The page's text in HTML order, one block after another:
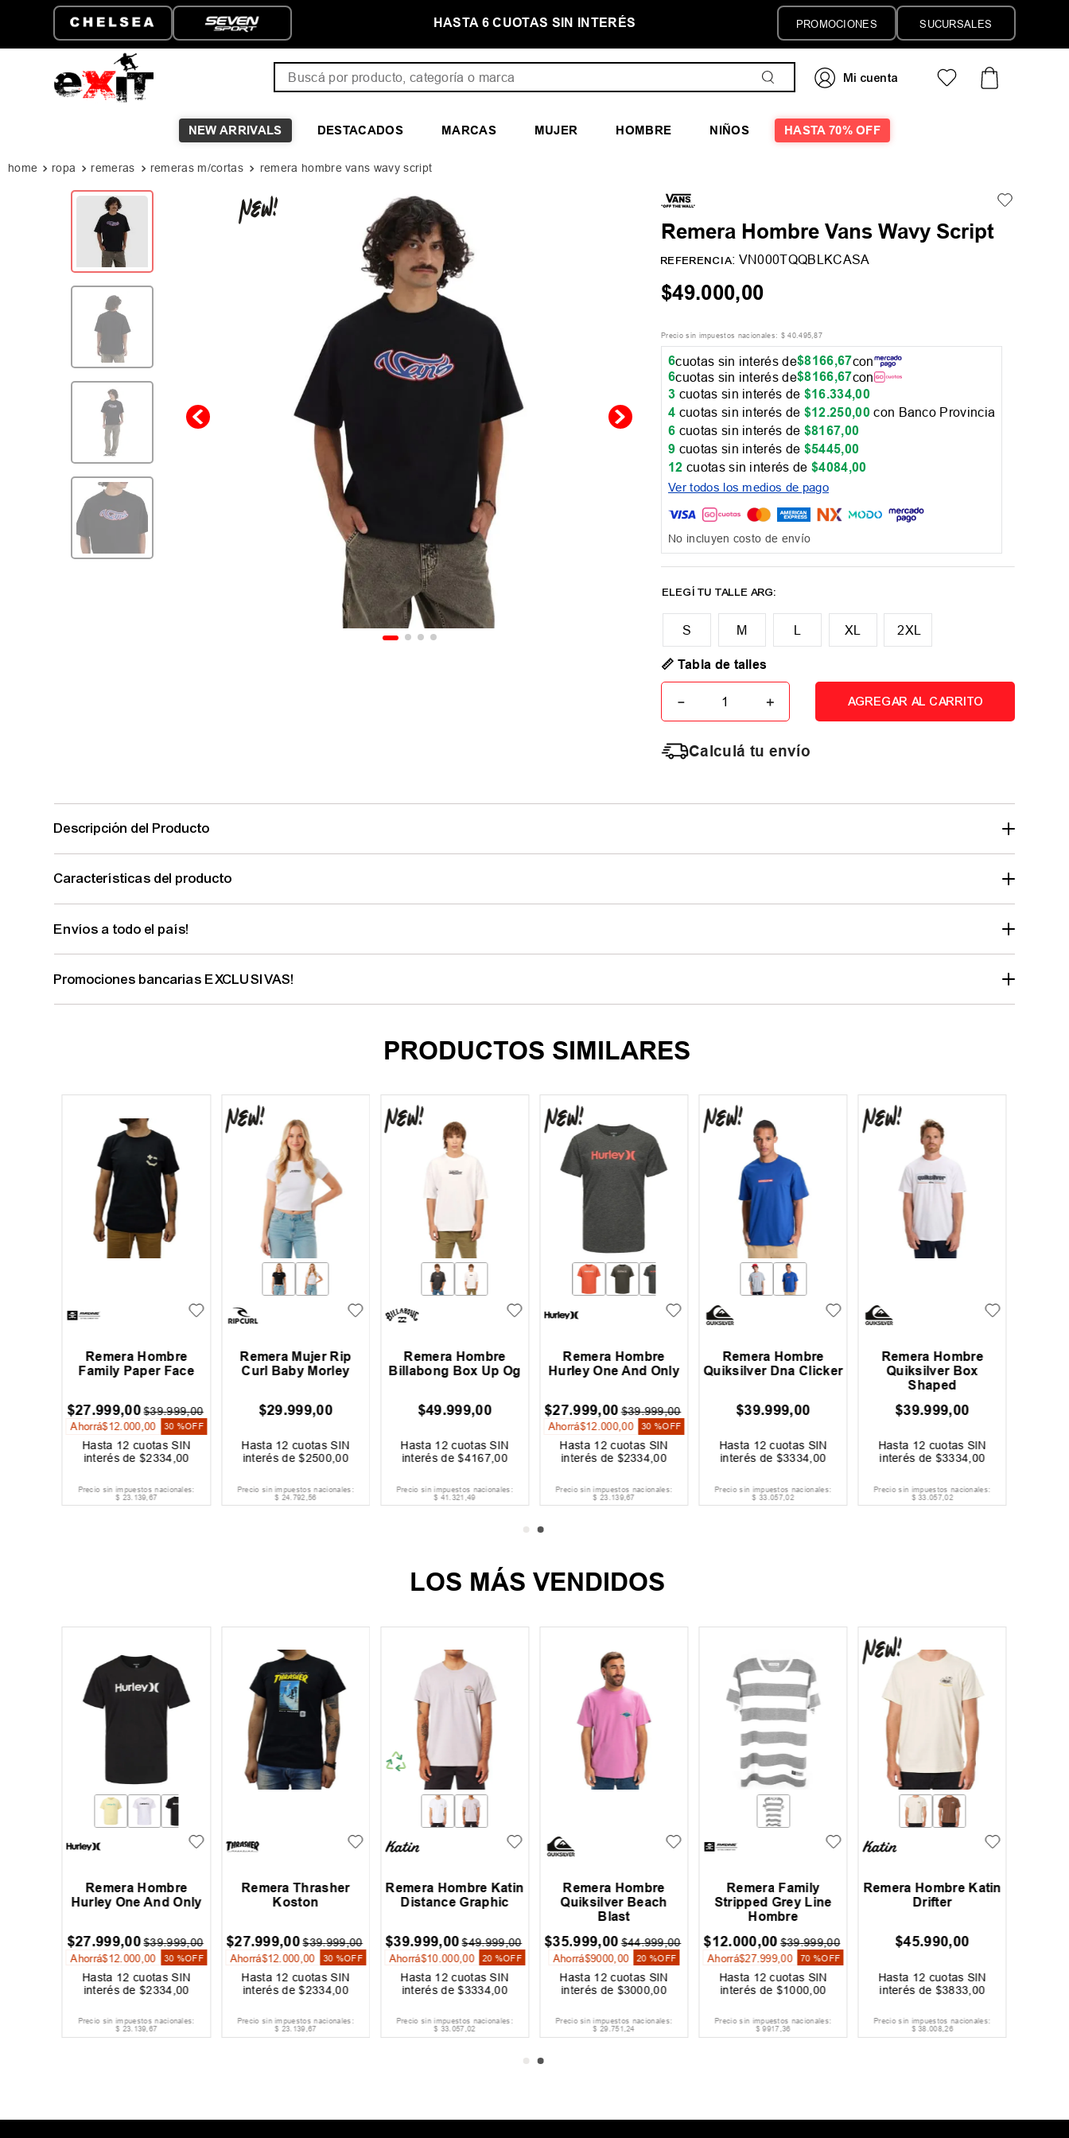
A PARTIR DE
HASTA 6 CUOTAS SIN INTERÉS PRIMER CAMBIO GRATIS PROMOCIONES SUCURSALES
NEW ARRIVALS DESTACADOS MARCAS MUJER HOMBRE NIÑOS HASTA 70% OFF
ropa remeras remeras m/cortas remera hombre vans wavy script
Remera Hombre Vans Wavy Script
REFERENCIA: VN000TQQBLKCASA
$49.000,00
Precio sin impuestos nacionales: $ 40.495,87
6cuotas sin interés de$8166,67con
6cuotas sin interés de$8166,67con
3 cuotas sin interés de $16.334,00
4 cuotas sin interés de $12.250,00 con Banco Provincia
6 cuotas sin interés de $8167,00
9 cuotas sin interés de $5445,00
12 cuotas sin interés de$4084,00
Ver todos los medios de pago
No incluyen costo de envío
M L XL 2XL
📏 Tabla de talles
＋
－ AGREGAR AL CARRITO
Calculá tu envío
Descripción del Producto
Características del producto
Envíos a todo el país!
Promociones bancarias EXCLUSIVAS!
PRODUCTOS SIMILARES
Remera Hombre
Family Paper Face
$27.999,00 $39.999,00
Ahorrá$12.000 ,00 30 %OFF
Hasta 12 cuotas SIN
interés de$2334 ,00
Precio sin impuestos nacionales:
$ 23.139,67
Remera Mujer Rip
Curl Baby Morley
$29.999,00
Hasta 12 cuotas SIN
interés de$2500 ,00
Precio sin impuestos nacionales:
$ 24.792,56
Remera Hombre
Billabong Box Up Og
$49.999,00
Hasta 12 cuotas SIN
interés de$4167 ,00
Precio sin impuestos nacionales:
$ 41.321 ,49
Remera Hombre
Hurley One And Only
$27.999,00 $39.999,00
Ahorrá$12 .000,00 30 %OFF
Hasta 12 cuotas SIN
interés de $2334 ,00
Precio sin impuestos nacionales:
$ 23.139,67
Remera Hombre
Quiksilver Dna Clicker
$39.999,00
Hasta 12 cuotas SIN
interés de$3334 00
Precio sin impuestos nacionales:
$ 33.057,02
Remera Hombre
Quiksilver Box
Shaped
$39.999,00
Hasta 12 cuotas SIN
interés de$3334 ,00
Precio sin impuestos nacionales:
$ 33.057,02
LOS MÁS VENDIDOS
Remera Hombre
Hurley One And Only
$27.999,00 $39.999,00
Ahorrá$12.000 ,00 30 %OFF
Hasta 12 cuotas SIN
interés de$2334 ,00
Precio sin impuestos nacionales:
$ 23.139,67
Remera Thrasher
Koston
$27.999,00 $39.999,00
Ahorrá$12.000 ,00 30 %OFF
Hasta 12 cuotas SIN
interés de$2334 ,00
Precio sin impuestos nacionales:
$ 23.139,67
Remera Hombre Katin
Distance Graphic
$39.999,00 $49.999,00
Ahorrá$10 .000,00 20 %OFF
Hasta 12 cuotas SIN
interés de$3334 ,00
Precio sin impuestos nacionales:
$ 33.057,02
Remera Hombre
Quiksilver Beach
Blast
$35.999,00 $44.999,00
Ahorrá$9000, 00 20 %OFF
Hasta 12 cuotas SIN
interés de $3000 ,00
Precio sin impuestos nacionales:
$ 29.751,24
Remera Family
Stripped Grey Line
Hombre
$12.000,00 $39.999,00
Ahorrá$27.999,00 70 %OFF
Hasta 12 cuotas SIN
interés de$1000 00
Precio sin impuestos nacionales:
$ 9917,36
Remera Hombre Katin
Drifter
$45.990,00
Hasta 12 cuotas SIN
interés de$3833 ,00
Precio sin impuestos nacionales:
$ 38.008,26